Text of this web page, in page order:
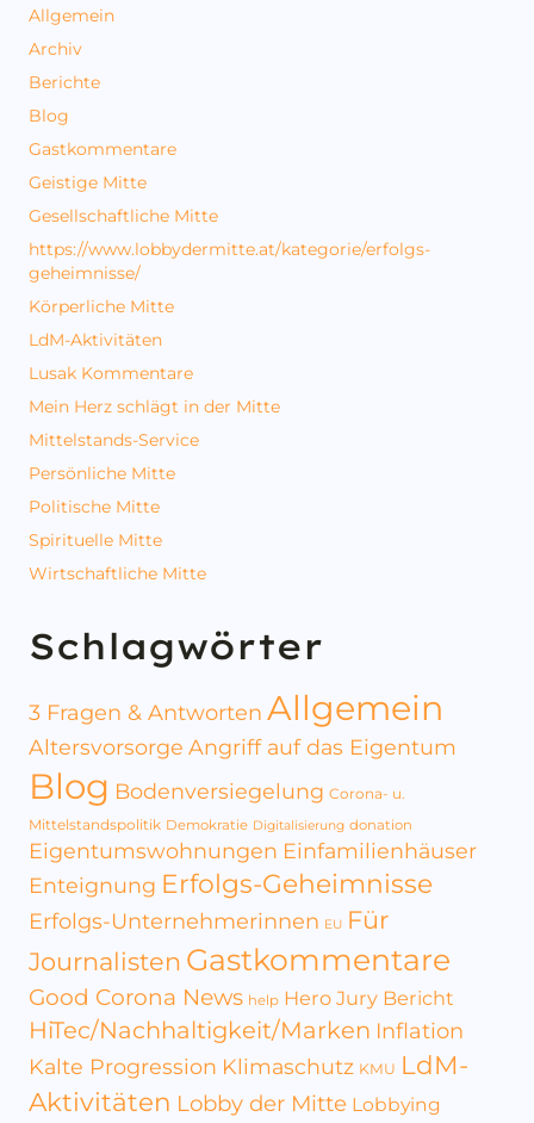
Allgemein
Archiv
Berichte
Blog
Gastkommentare
Geistige Mitte
Gesellschaftliche Mitte
https://www.lobbydermitte.at/kategorie/erfolgs-
geheimnisse/
Körperliche Mitte
LdM-Aktivitäten
Lusak Kommentare
Mein Herz schlägt in der Mitte
Mittelstands-Service
Persönliche Mitte
Politische Mitte
Spirituelle Mitte
Wirtschaftliche Mitte
Schlagwörter
3 Fragen & Antworten Allgemein
Altersvorsorge Angriff auf das Eigentum
Blog Bodenversiegelung Corona- u.
Mittelstandspolitik Demokratie Digitalisierung donation
Eigentumswohnungen Einfamilienhäuser
Enteignung Erfolgs-Geheimnisse
Erfolgs-Unternehmerinnen EU Für
Journalisten Gastkommentare
Good Corona News help Hero Jury Bericht
HiTec/Nachhaltigkeit/Marken Inflation
Kalte Progression Klimaschutz KMU LdM-
Aktivitäten Lobby der Mitte Lobbying